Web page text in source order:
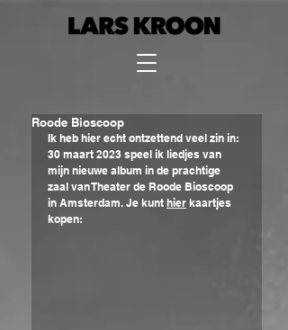
Roode Bioscoop
Ik heb hier echt ontzettend veel zin in:
30 maart 2023 speel ik liedjes van
mijn nieuwe album in de prachtige
zaal van Theater de Roode Bioscoop
in Amsterdam. Je kunt hier kaartjes
kopen: